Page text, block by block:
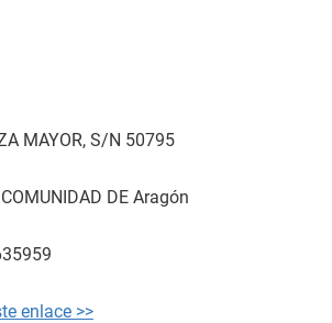
MAYOR, S/N 50795
DE Aragón
enlace >>